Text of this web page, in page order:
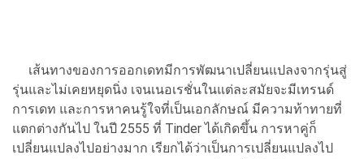
เส้นทางของการออกเดทมีการพัฒนาเปลี่ยนแปลงจากรุ่นสู่
รุ่นและไม่เคยหยุดนิ่ง เจนเนอเรชั่นในแต่ละสมัยจะมีเทรนด์
การเดท และการหาคนรู้ใจที่เป็นเอกลักษณ์ มีความท้าทายที่
แตกต่างกันไป ในปี 2555 ที่ Tinder ได้เกิดขึ้น การหาคู่ก็
เปลี่ยนแปลงไปอย่างมาก เรียกได้ว่าเป็นการเปลี่ยนแปลงไป